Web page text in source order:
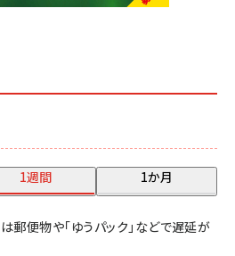
1週間 1か月
郵便物や「ゆうパック」などで遅延が